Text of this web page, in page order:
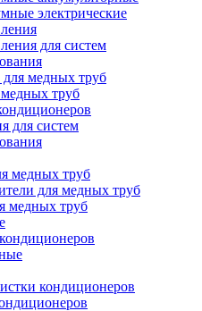
электрические
для систем
для медных труб
труб
для систем
медных труб
для медных труб
медных труб
кондиционеров